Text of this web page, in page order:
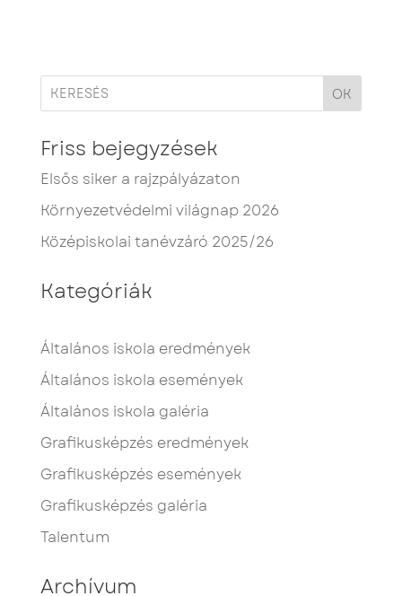
OK
Friss bejegyzések
Elsős siker a rajzpályázaton
Környezetvédelmi világnap 2026
Középiskolai tanévzáró 2025/26
Kategóriák
Általános iskola eredmények
Általános iskola események
Általános iskola galéria
Grafikusképzés eredmények
Grafikusképzés események
Grafikusképzés galéria
Talentum
Archívum